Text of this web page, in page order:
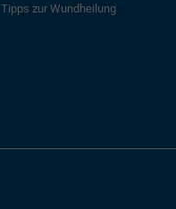
Tipps zur Wundheilung